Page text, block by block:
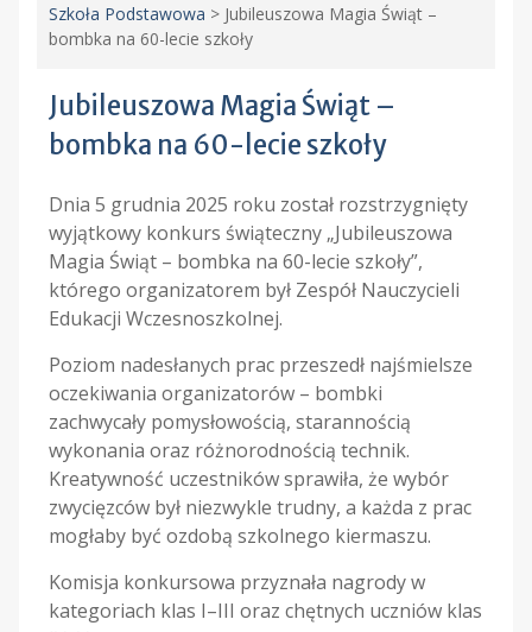
Szkoła Podstawowa > Jubileuszowa Magia Świąt –
bombka na 60-lecie szkoły
Jubileuszowa Magia Świąt –
bombka na 60-lecie szkoły
Dnia 5 grudnia 2025 roku został rozstrzygnięty
wyjątkowy konkurs świąteczny „Jubileuszowa
Magia Świąt – bombka na 60-lecie szkoły”,
którego organizatorem był Zespół Nauczycieli
Edukacji Wczesnoszkolnej.
Poziom nadesłanych prac przeszedł najśmielsze
oczekiwania organizatorów – bombki
zachwycały pomysłowością, starannością
wykonania oraz różnorodnością technik.
Kreatywność uczestników sprawiła, że wybór
zwycięzców był niezwykle trudny, a każda z prac
mogłaby być ozdobą szkolnego kiermaszu.
Komisja konkursowa przyznała nagrody w
kategoriach klas I–III oraz chętnych uczniów klas